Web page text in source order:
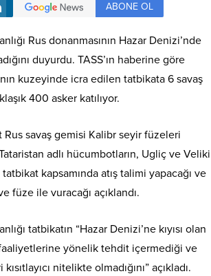
ABONE OL
Rus donanmasının Hazar Denizi’nde
duyurdu. TASS’ın haberine göre
kuzeyinde icra edilen tatbikata 6 savaş
400 asker katılıyor.
Rus savaş gemisi Kalibr seyir füzeleri
adlı hücumbotların, Ugliç ve Veliki
kapsamında atış talimi yapacağı ve
füze ile vuracağı açıklandı.
tatbikatın “Hazar Denizi’ne kıyısı olan
yönelik tehdit içermediği ve
nitelikte olmadığını” açıkladı.